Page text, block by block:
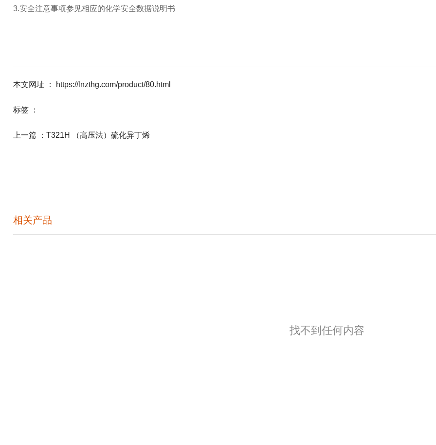
3.安全注意事项参见相应的化学安全数据说明书
本文网址 ： https://lnzthg.com/product/80.html
标签 ：
上一篇 ： T321H （高压法）硫化异丁烯
相关产品
找不到任何内容